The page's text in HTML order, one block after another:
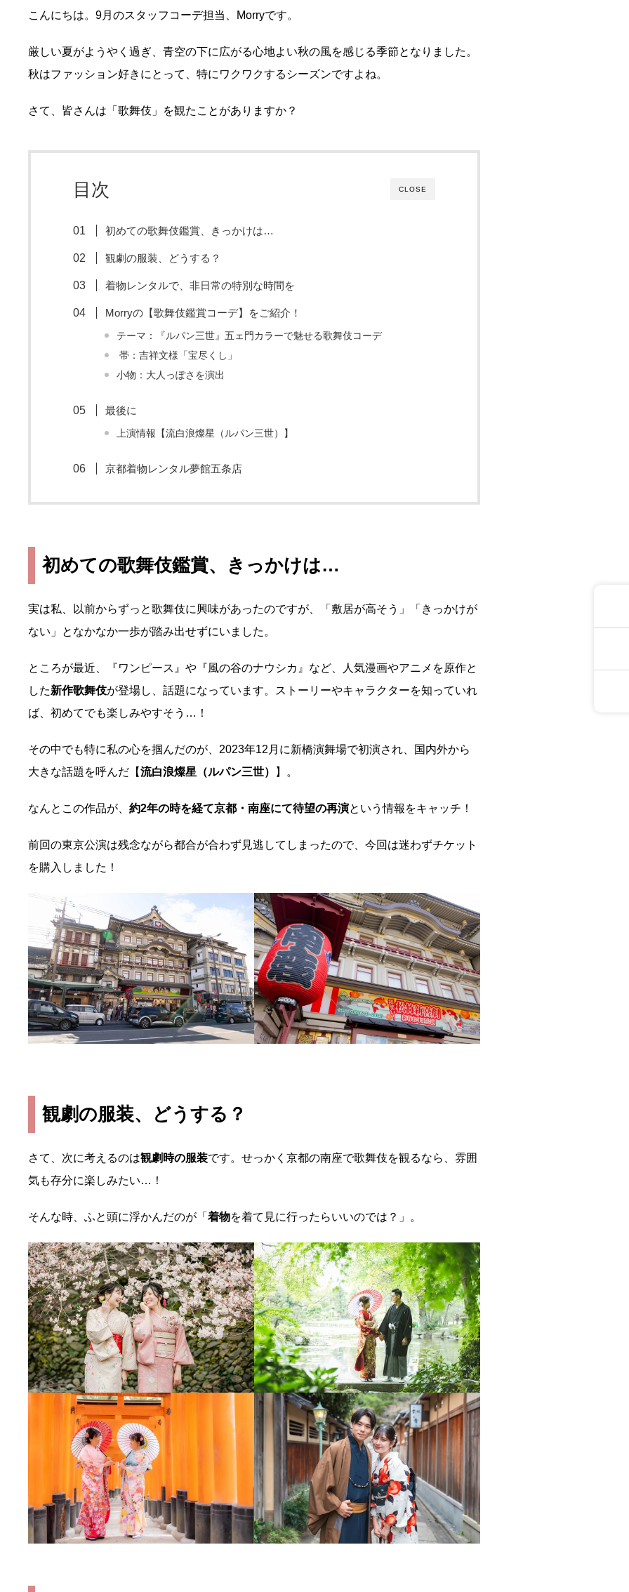
こんにちは。9月のスタッフコーデ担当、Morryです。
厳しい夏がようやく過ぎ、青空の下に広がる心地よい秋の風を感じる季節となりました。
秋はファッション好きにとって、特にワクワクするシーズンですよね。
さて、皆さんは「歌舞伎」を観たことがありますか？
CLOSE
目次
初めての歌舞伎鑑賞、きっかけは…
観劇の服装、どうする？
着物レンタルで、非日常の特別な時間を
Morryの【歌舞伎鑑賞コーデ】をご紹介！
テーマ：『ルパン三世』五ェ門カラーで魅せる歌舞伎コーデ
︎ 帯：吉祥文様「宝尽くし」
小物：大人っぽさを演出
最後に
上演情報【流白浪燦星（ルパン三世）】
京都着物レンタル夢館五条店
初めての歌舞伎鑑賞、きっかけは…
実は私、以前からずっと歌舞伎に興味があったのですが、「敷居が高そう」「きっかけが
ない」となかなか一歩が踏み出せずにいました。
ところが最近、『ワンピース』や『風の谷のナウシカ』など、人気漫画やアニメを原作と
した新作歌舞伎が登場し、話題になっています。ストーリーやキャラクターを知っていれ
ば、初めてでも楽しみやすそう…！
その中でも特に私の心を掴んだのが、2023年12月に新橋演舞場で初演され、国内外から
大きな話題を呼んだ【流白浪燦星（ルパン三世） 】。
なんとこの作品が、 約2年の時を経て京都・南座にて待望の再演という情報をキャッチ！
前回の東京公演は残念ながら都合が合わず見逃してしまったので、今回は迷わずチケット
を購入しました！
観劇の服装、どうする？
さて、次に考えるのは観劇時の服装です。せっかく京都の南座で歌舞伎を観るなら、雰囲
気も存分に楽しみたい…！
そんな時、ふと頭に浮かんだのが「 着物を着て見に行ったらいいのでは？」。